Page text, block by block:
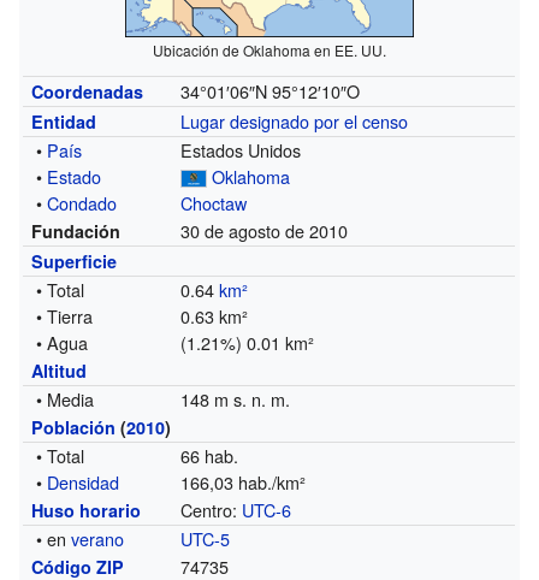
Ubicación de Oklahoma en EE. UU.
Coordenadas 34°01′06″N 95°12′10″O
Entidad
Lugar designado por el censo
• País
Estados Unidos
• Estado
Oklahoma
•Condado Choctaw
Fundación 30 de agosto de 2010
Superficie
• Total 0.64km²
• Tierra
0.63 km²
• Agua
(1.21%) 0.01 km²
Altitud
• Media 148 m s. n. m.
Población (2010)
• Total
66 hab.
• Densidad 166,03 hab./km²
Huso horario Centro: UTC-6
• enverano UTC-5
Código ZIP 74735